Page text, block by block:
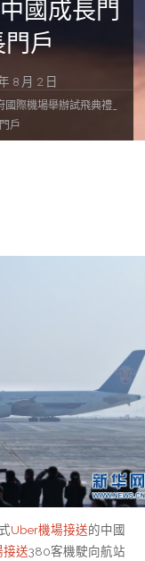
國成長門
門戶
8 月 2 日
際機場舉辦試飛典禮_
戶
Uber機場接送的中國
接送380客機駛向航站